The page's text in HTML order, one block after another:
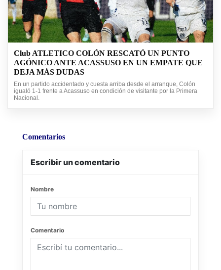
Club ATLETICO COLÓN RESCATÓ UN PUNTO
AGÓNICO ANTE ACASSUSO EN UN EMPATE QUE
DEJA MÁS DUDAS
En un partido accidentado y cuesta arriba desde el arranque, Colón
igualó 1-1 frente a Acassuso en condición de visitante por la Primera
Nacional.
Comentarios
Escribir un comentario
Nombre
Comentario